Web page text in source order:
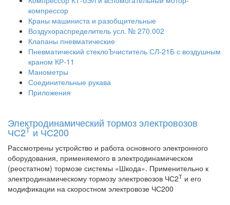
компрессор
Краны машиниста и разобщительные
Воздухораспределитель усл. № 270.002
Клапаны пневматические
Пневматический стеклоЪчиститель СЛ-21Б с воздушным
краном КР-11
Манометры
Соединительные рукава
Приложения
Электродинамический тормоз электровозов
ЧС2Т и ЧС200
Рассмотрены устройство и работа основного электронного
оборудования, применяемого в электродинамическом
(реостатном) тормозе системы «Шкода». Применительно к
электродинамическому тормозу электровозов ЧС2Т и его
модификации на скоростном электровозе ЧС200